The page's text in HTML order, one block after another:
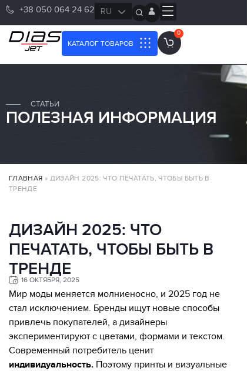
+38 050 064 24 62 RU
UK
КАТАЛОГ ТОВАРОВ
0
СТАТЬИ
ПОЛЕЗНАЯ ИНФОРМАЦИЯ
ГЛАВНАЯ » ДИЗАЙН 2025: ЧТО ПЕЧАТАТЬ, ЧТОБЫ БЫТЬ В
ТРЕНДЕ
ДИЗАЙН 2025: ЧТО
ПЕЧАТАТЬ, ЧТОБЫ БЫТЬ В
ТРЕНДЕ
16 ОКТЯБРЯ, 2025
Мир моды меняется молниеносно, и 2025 год не
стал исключением. Бренды ищут новые способы
привлечь покупателей, а дизайнеры
экспериментируют с цветами, формами и текстом.
Современный потребитель ценит
индивидуальность. Поэтому принты и визуальные